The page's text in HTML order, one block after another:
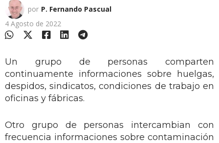
por P. Fernando Pascual
4 Agosto de 2022
Un grupo de personas comparten
continuamente informaciones sobre huelgas,
despidos, sindicatos, condiciones de trabajo en
oficinas y fábricas.
Otro grupo de personas intercambian con
frecuencia informaciones sobre contaminación